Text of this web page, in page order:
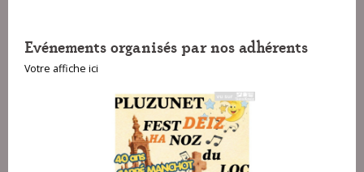
Evénements organisés par nos adhérents
Votre affiche ici